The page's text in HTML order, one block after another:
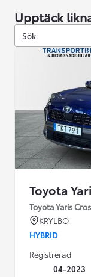
Upptäck
Sök
Toyota
Toyota Yaris
KRYLBO
HYBRID
Registrerad
04-2023